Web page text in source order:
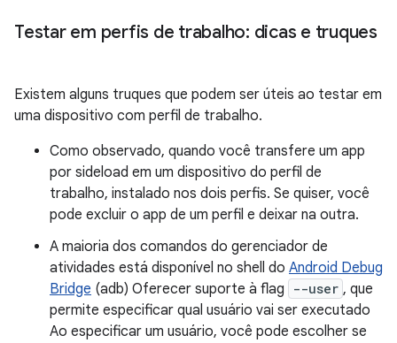
Testar em perfis de trabalho: dicas e truques
Existem alguns truques que podem ser úteis ao testar em
uma dispositivo com perfil de trabalho.
Como observado, quando você transfere um app
por sideload em um dispositivo do perfil de
trabalho, instalado nos dois perfis. Se quiser, você
pode excluir o app de um perfil e deixar na outra.
A maioria dos comandos do gerenciador de
atividades está disponível no shell do Android Debug
Bridge (adb) Oferecer suporte à flag --user , que
permite especificar qual usuário vai ser executado
Ao especificar um usuário, você pode escolher se